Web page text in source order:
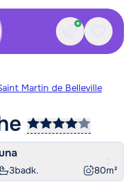
Contact
Martin de Belleville
3badk. 80m²